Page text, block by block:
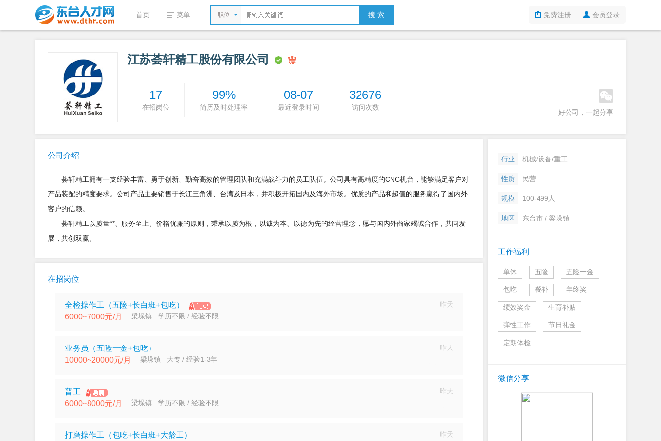
首页 菜单 职位 搜 索 免费注册 会员登录
江苏荟轩精工股份有限公司
17
在招岗位
99%
简历及时处理率
08-07
最近登录时间
32676
访问次数
好公司，一起分享
公司介绍
荟轩精工拥有一支经验丰富、勇于创新、勤奋高效的管理团队和充满战斗力的员工队伍。公司具有高精度的CNC机台，能够满足客户对
产品装配的精度要求。公司产品主要销售于长江三角洲、台湾及日本，并积极开拓国内及海外市场。优质的产品和超值的服务赢得了国内外
客户的信赖。
荟轩精工以质量**、服务至上、价格优廉的原则，秉承以质为根，以诚为本、以德为先的经营理念，愿与国内外商家竭诚合作，共同发
展，共创双赢。
在招岗位
全检操作工（五险+长白班+包吃） 昨天
6000~7000元/月 梁垛镇 学历不限 / 经验不限
业务员（五险一金+包吃） 昨天
10000~20000元/月 梁垛镇 大专 / 经验1-3年
普工 昨天
6000~8000元/月 梁垛镇 学历不限 / 经验不限
打磨操作工（包吃+长白班+大龄工） 昨天
行业 机械/设备/重工
性质 民营
规模 100-499人
地区 东台市 / 梁垛镇
工作福利
单休 五险 五险一金
包吃 餐补 年终奖
绩效奖金 生育补贴
弹性工作 节日礼金
定期体检
微信分享